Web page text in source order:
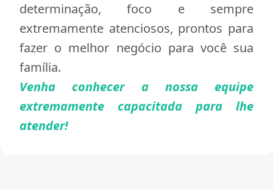
determinação, foco e sempre
extremamente atenciosos, prontos para
fazer o melhor negócio para você sua
família.
Venha conhecer a nossa equipe
extremamente capacitada para lhe
atender!